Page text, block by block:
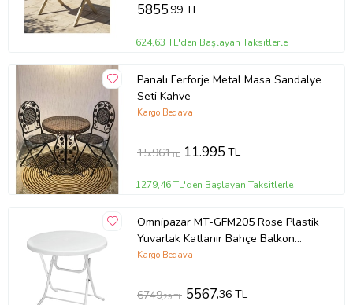
5855,99 TL
624,63 TL'den Başlayan Taksitlerle
Panalı Ferforje Metal Masa Sandalye
Seti Kahve
Kargo Bedava
15.961TL 11.995TL
1279,46 TL'den Başlayan Taksitlerle
Omnipazar MT-GFM205 Rose Plastik
Yuvarlak Katlanır Bahçe Balkon
Masa Ø75 cm Beyaz
Kargo Bedava
6749,29 TL 5567,36 TL